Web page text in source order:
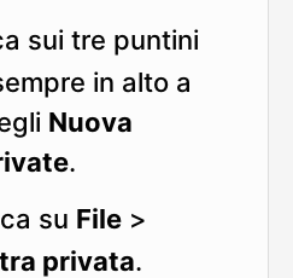
sui tre puntini
in alto a
Nuova
.
su File >
privata.